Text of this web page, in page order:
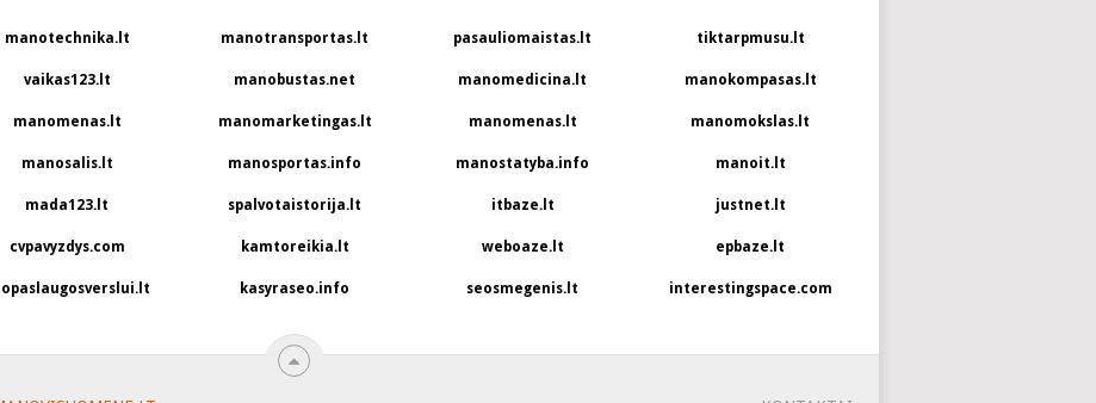
manotechnika.lt manotransportas.lt pasauliomaistas.lt tiktarpmusu.lt
vaikas123.lt manobustas.net manomedicina.lt manokompasas.lt
manomenas.lt manomarketingas.lt manomenas.lt manomokslas.lt
manosalis.lt manosportas.info manostatyba.info manoit.lt
mada123.lt spalvotaistorija.lt itbaze.lt justnet.lt
cvpavyzdys.com kamtoreikia.lt weboaze.lt epbaze.lt
kasyraseo.info seosmegenis.lt interestingspace.com